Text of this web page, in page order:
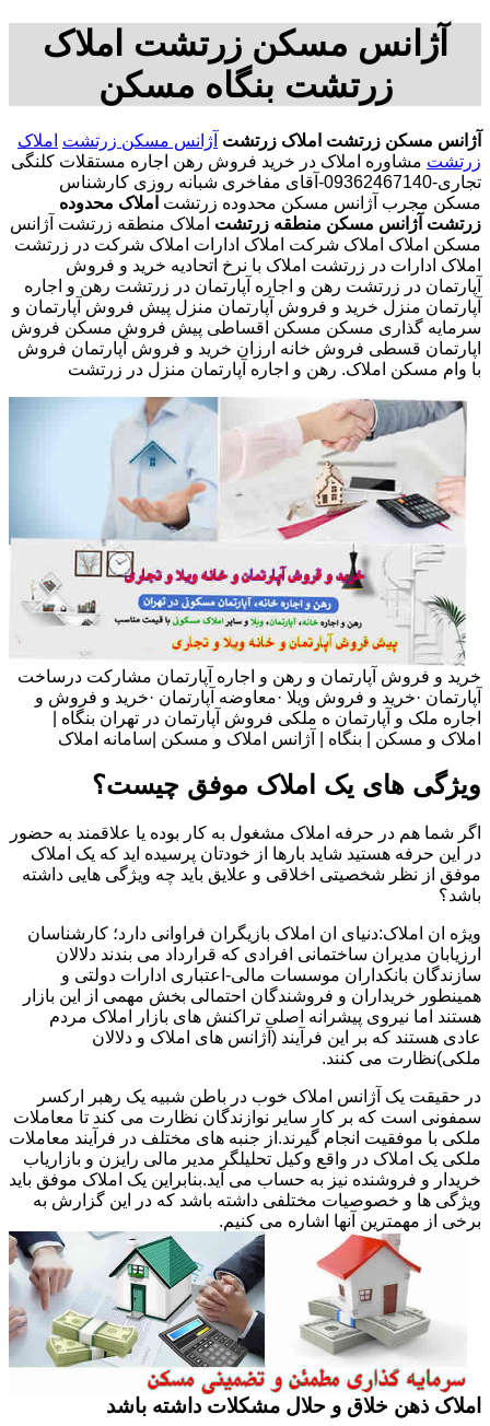
آژانس مسکن زرتشت املاک
زرتشت بنگاه مسکن
آژانس مسکن زرتشت املاک زرتشت آژانس مسکن زرتشت املاک
زرتشت مشاوره املاک در خرید فروش رهن اجاره مستقلات کلنگی
تجاری-09362467140-آقای مفاخری شبانه روزی کارشناس
مسکن مجرب آژانس مسکن محدوده زرتشت املاک محدوده
زرتشت آژانس مسکن منطقه زرتشت املاک منطقه زرتشت آژانس
مسکن املاک املاک شرکت املاک ادارات املاک شرکت در زرتشت
املاک ادارات در زرتشت املاک با نرخ اتحادیه خرید و فروش
آپارتمان در زرتشت رهن و اجاره آپارتمان در زرتشت رهن و اجاره
آپارتمان منزل خرید و فروش آپارتمان منزل پیش فروش آپارتمان و
سرمایه گذاری مسکن مسکن اقساطی پیش فروش مسکن فروش
اپارتمان قسطی فروش خانه ارزان خرید و فروش آپارتمان فروش
با وام مسکن املاک. رهن و اجاره آپارتمان منزل در زرتشت
خرید و فروش آپارتمان و رهن و اجاره آپارتمان مشارکت درساخت
آپارتمان ·خرید و فروش ویلا ·معاوضه آپارتمان ·خرید و فروش و
اجاره ملک و آپارتمان ه ملکی فروش آپارتمان در تهران بنگاه |
املاک و مسکن | بنگاه | آژانس املاک و مسکن |سامانه املاک
ویژگی های یک املاک موفق چیست؟
اگر شما هم در حرفه املاک مشغول به کار بوده یا علاقمند به حضور
در این حرفه هستید شاید بارها از خودتان پرسیده اید که یک املاک
موفق از نظر شخصیتی اخلاقی و علایق باید چه ویژگی هایی داشته
باشد؟
ویژه ان املاک:دنیای ان املاک بازیگران فراوانی دارد؛ کارشناسان
ارزیابان مدیران ساختمانی افرادی که قرارداد می بندند دلالان
سازندگان بانکداران موسسات مالی-اعتباری ادارات دولتی و
همینطور خریداران و فروشندگان احتمالی بخش مهمی از این بازار
هستند اما نیروی پیشرانه اصلی تراکنش های بازار املاک مردم
عادی هستند که بر این فرآیند (آژانس های املاک و دلالان
ملکی)نظارت می کنند.
در حقیقت یک آژانس املاک خوب در باطن شبیه یک رهبر ارکسر
سمفونی است که بر کار سایر نوازندگان نظارت می کند تا معاملات
ملکی با موفقیت انجام گیرند.از جنبه های مختلف در فرآیند معاملات
ملکی یک املاک در واقع وکیل تحلیلگر مدیر مالی رایزن و بازاریاب
خریدار و فروشنده نیز به حساب می آید.بنابراین یک املاک موفق باید
ویژگی ها و خصوصیات مختلفی داشته باشد که در این گزارش به
برخی از مهمترین آنها اشاره می کنیم.
املاک ذهن خلاق و حلال مشکلات داشته باشد